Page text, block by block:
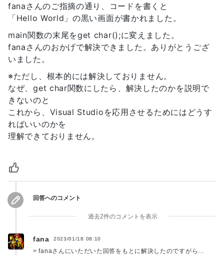
fanaさんのご指摘の通り、コードを書くと
「Hello World」の黒い画面が書かれました。
main関数の末尾をget char();に変えました。
fanaさんのおかげで解決できました。ありがとうござ
いました。
※ただし、根本的には解決しておりません。
なぜ、get char関数にしたら、解決したのかを説明で
きないのと
これから、Visual Studioを応用させるためにはどうす
ればいいのかを
理解できておりません。
回答へのコメント
過去2件のコメントを表示
fana 2023/01/18 08:10
> fanaさんにいただいた回答をもとに解決したのですがら…